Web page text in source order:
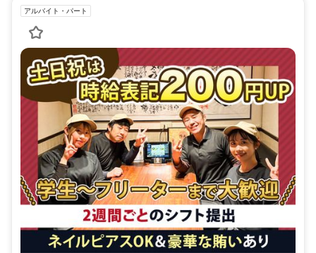
三田線では大手町駅（3分）と便利ですね！ 近くにはセブンイレブ
ン、ファミリーマート、ローソンはもちろん、もとまちユニオン新橋
店や肉のハナマサ 銀座店などがありますので、通勤前後の買い物に
（Cafe de L'Ambre）や4.0(163)knit cafe 森のこぶたなどの素敵なカ
フェもありますので休憩にどうぞ♪ オアシスサウナ アスティル・ライ
オンサウナ新橋もあるのでサウナや温泉好きの方にはうれしいです
ル整体院 新橋院もありますので、体が疲れた時や身体のケアをした
いときにはぜひ行ってみてください！ ＪＲ山手線の浜松町駅からは2
分、東京駅からは4分で電車通勤でき、ＪＲ京浜東北線では田町駅か
ら5分、秋葉原駅からで8分で電車通勤できます！ ＪＲ横須賀線・Ｊ
Ｒ上野東京ラインでは東京駅から3分、品川駅からは5分ですね！ 東
京メトロ銀座線だと銀座駅（2分）、虎ノ門駅（2分）、京橋駅（3
分）、日本橋駅（4分）で、都心主要エリアへの乗換もスムーズです
よ！ ゆりかもめ線だと汐留駅（1分）、竹芝駅（4分）、日の出駅（5
分）と便利です！ 近くにはまいばすけっと 新橋5丁目店 ・マルエツ
プチ浜松町一丁目店 ・全日食チェーン 代市作次郎商店 ・肉のハナマ
サ西新橋店 ・もとまちユニオン 新橋店 がありますので、通勤前後の
買い物に便利です！ Google口コミ4.3(1661)喫茶店 Cafe de l’ambre
アルバイト・パート